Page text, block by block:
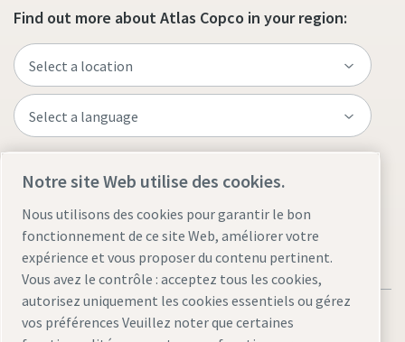
Find out more about Atlas Copco in your region:
Notre site Web utilise des cookies.
Nous utilisons des cookies pour garantir le bon
fonctionnement de ce site Web, améliorer votre
expérience et vous proposer du contenu pertinent.
Vous avez le contrôle : acceptez tous les cookies,
autorisez uniquement les cookies essentiels ou gérez
vos préférences Veuillez noter que certaines